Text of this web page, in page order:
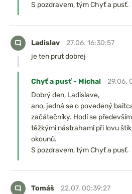
S pozdravem, tým Chyť a pusť.
Ladislav
27.06. 16:30:57
je ten prut dobrej
Chyť a pusť - Michal
29.06.
Dobrý den, Ladislave,
ano, jedná se o povedený
začátečníky. Hodí se
těžkými nástrahami při lovu
okounů.
S pozdravem, tým Chyť a pusť.
Tomáš
22.07. 00:39:27